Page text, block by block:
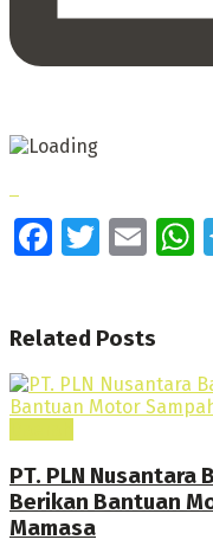
Facebook
Related Posts
PT. PLN Nusantara
Berikan Bantuan
Mamasa